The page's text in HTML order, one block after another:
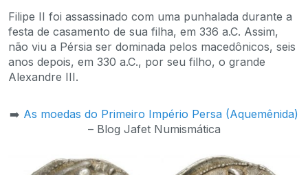
Filipe II foi assassinado com uma punhalada durante a
festa de casamento de sua filha, em 336 a.C. Assim,
não viu a Pérsia ser dominada pelos macedônicos, seis
anos depois, em 330 a.C., por seu filho, o grande
Alexandre III.
➡️ As moedas do Primeiro Império Persa (Aquemênida)
– Blog Jafet Numismática